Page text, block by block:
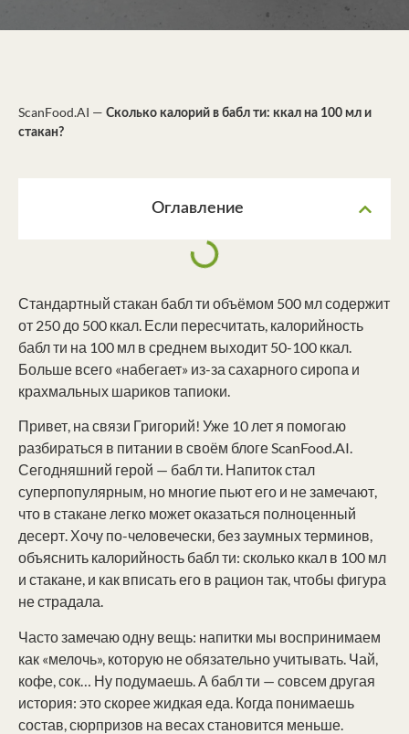
ScanFood.AI — Сколько калорий в бабл ти: ккал на 100 мл и
стакан?
Оглавление
Стандартный стакан бабл ти объёмом 500 мл содержит
от 250 до 500 ккал. Если пересчитать, калорийность
бабл ти на 100 мл в среднем выходит 50-100 ккал.
Больше всего «набегает» из-за сахарного сиропа и
крахмальных шариков тапиоки.
Привет, на связи Григорий! Уже 10 лет я помогаю
разбираться в питании в своём блоге ScanFood.AI.
Сегодняшний герой — бабл ти. Напиток стал
суперпопулярным, но многие пьют его и не замечают,
что в стакане легко может оказаться полноценный
десерт. Хочу по-человечески, без заумных терминов,
объяснить калорийность бабл ти: сколько ккал в 100 мл
и стакане, и как вписать его в рацион так, чтобы фигура
не страдала.
Часто замечаю одну вещь: напитки мы воспринимаем
как «мелочь», которую не обязательно учитывать. Чай,
кофе, сок… Ну подумаешь. А бабл ти — совсем другая
история: это скорее жидкая еда. Когда понимаешь
состав, сюрпризов на весах становится меньше.